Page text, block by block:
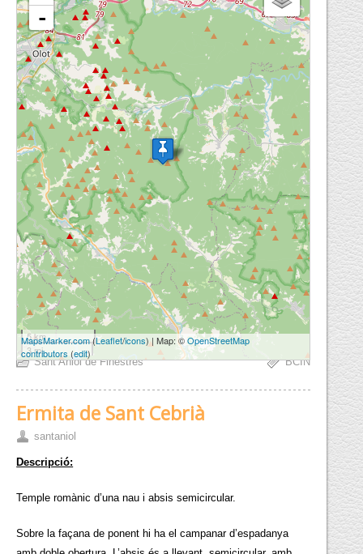
-
5 km
3 mi
MapsMarker.com(Leaflet/icons) | Map: ©OpenStreetMap
contributors (edit)
Sant Aniol de Finestres BCIN
Ermita de Sant Cebrià
santaniol
Descripció:
Temple romànic d’una nau i absis semicircular.
Sobre la façana de ponent hi ha el campanar d’espadanya